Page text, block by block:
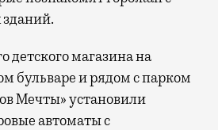
детского магазина на
бульваре и рядом с парком
Мечты» установили
автоматы с